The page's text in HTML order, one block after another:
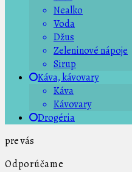
Nealko
Voda
Džus
Zeleninové nápoje
Sirup
Káva, kávovary
Káva
Kávovary
Drogéria
pre vás
Odporúčame